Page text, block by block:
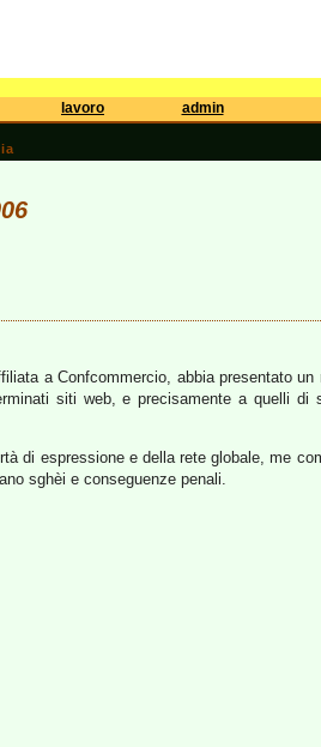
lavoro admin
a Confcommercio, abbia presentato
siti web, e precisamente a quelli di
di espressione e della rete globale, me
sghèi e conseguenze penali.